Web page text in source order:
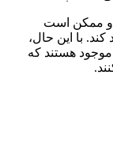
و ممکن است
با این حال،
موجود هستند که